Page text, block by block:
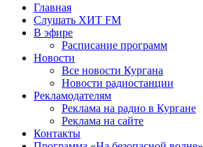
Главная
Слушать ХИТ FM
В эфире
Расписание программ
Новости
Все новости Кургана
Новости радиостанции
Рекламодателям
Реклама на радио в Кургане
Реклама на сайте
Контакты